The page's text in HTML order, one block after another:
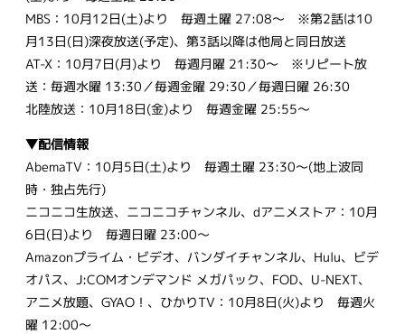
MBS：10月12日(土)より 毎週土曜 27:08～ ※第2話は10
月13日(日)深夜放送(予定)、第3話以降は他局と同日放送
AT-X：10月7日(月)より 毎週月曜 21:30～ ※リピート放
送：毎週水曜 13:30／毎週金曜 29:30／毎週日曜 26:30
北陸放送：10月18日(金)より 毎週金曜 25:55～
▼配信情報
AbemaTV：10月5日(土)より 毎週土曜 23:30～(地上波同
時・独占先行)
ニコニコ生放送、ニコニコチャンネル、dアニメストア：10月
6日(日)より 毎週日曜 23:00～
Amazonプライム・ビデオ、バンダイチャンネル、Hulu、ビデ
オパス、J:COMオンデマンド メガパック、FOD、U-NEXT、
アニメ放題、GYAO！、ひかりTV：10月8日(火)より 毎週火
曜 12:00～